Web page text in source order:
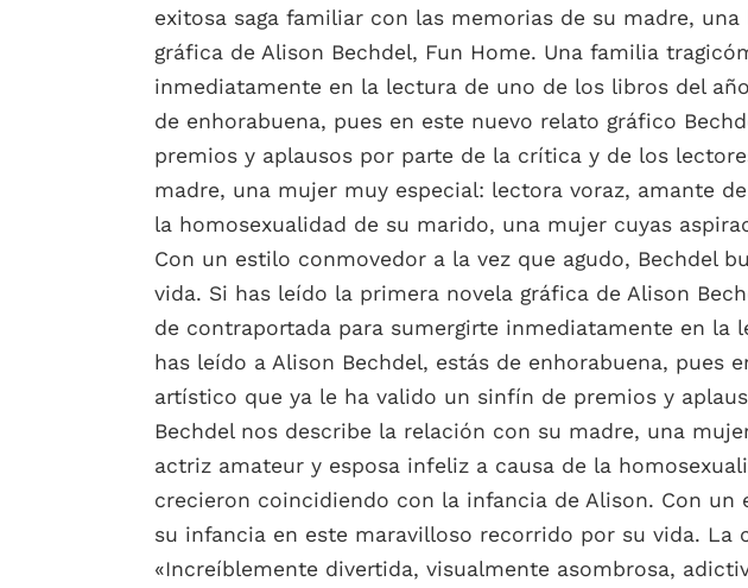
exitosa saga familiar con las memorias de su madre,
gráfica de Alison Bechdel, Fun Home. Una familia
inmediatamente en la lectura de uno de los libros del
de enhorabuena, pues en este nuevo relato gráfico
premios y aplausos por parte de la crítica y de los
madre, una mujer muy especial: lectora voraz, amante
la homosexualidad de su marido, una mujer cuyas
Con un estilo conmovedor a la vez que agudo, Bechdel
vida. Si has leído la primera novela gráfica de Alison
de contraportada para sumergirte inmediatamente en
has leído a Alison Bechdel, estás de enhorabuena, pues
artístico que ya le ha valido un sinfín de premios y
Bechdel nos describe la relación con su madre, una
actriz amateur y esposa infeliz a causa de la
crecieron coincidiendo con la infancia de Alison. Con un
su infancia en este maravilloso recorrido por su vida. La
«Increíblemente divertida, visualmente asombrosa,